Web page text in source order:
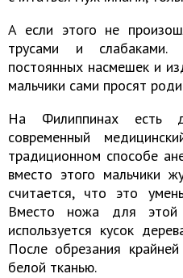
А если этого не
трусами и
постоянных насмешек и
мальчики сами просят
На Филиппинах есть
современный
традиционном способе
вместо этого мальчики
считается, что это
Вместо ножа для этой
используется кусок
После обрезания
белой тканью.